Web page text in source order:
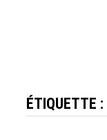
ÉTIQUETTE :